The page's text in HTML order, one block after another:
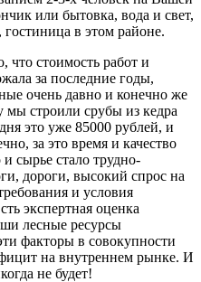
или бытовка, вода и свет,
гостиница в этом районе.
стоимость работ и
за последние годы,
очень давно и конечно же
мы строили срубы из кедра
это уже 85000 рублей, и
за это время и качество
сырье стало трудно-
дороги, высокий спрос на
и условия
экспертная оценка
лесные ресурсы
факторы в совокупности
на внутреннем рынке. И
не будет!